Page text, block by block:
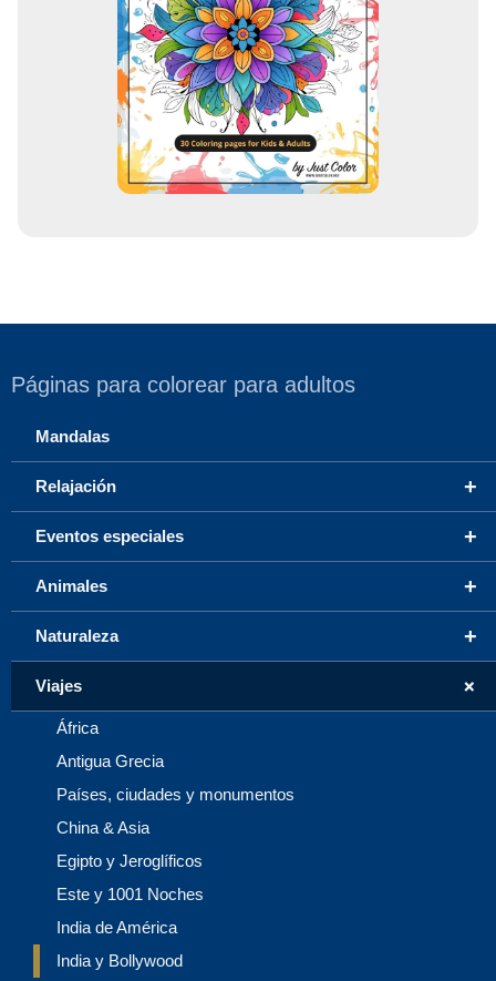
Páginas para colorear para adultos
Mandalas
+
Relajación
+
Eventos especiales
+
Animales
+
Naturaleza
+
Viajes
África
Antigua Grecia
Países, ciudades y monumentos
China & Asia
Egipto y Jeroglíficos
Este y 1001 Noches
India de América
India y Bollywood